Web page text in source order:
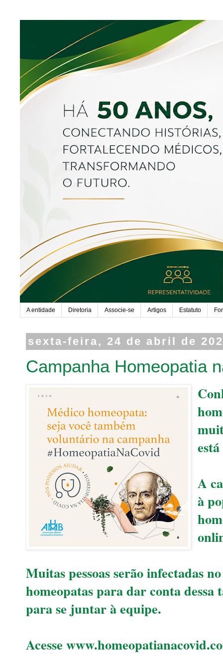
A entidade Diretoria Associe-se Artigos Estatuto
sexta-feira, 24 de abril de
Campanha Homeopatia
A
à
Muitas pessoas serão infectadas
homeopatas para dar conta dessa
para se juntar à equipe.
Acesse